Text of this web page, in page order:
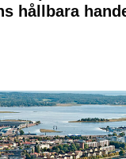
hållbara